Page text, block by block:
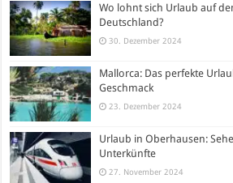
Wo lohnt sich Urlaub auf
Deutschland?
30. Dezember 2024
Mallorca: Das perfekte
Geschmack
23. Dezember 2024
Urlaub in Oberhausen:
Unterkünfte
27. November 2024